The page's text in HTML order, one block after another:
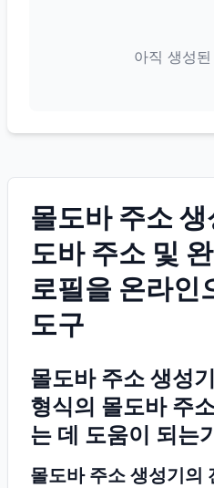
아직 생성
몰도바 주소
도바 주소 및
로필을 온라인
도구
몰도바 주소 생성
형식의 몰도바 주
는 데 도움이 되는
몰도바 주소 생성기의